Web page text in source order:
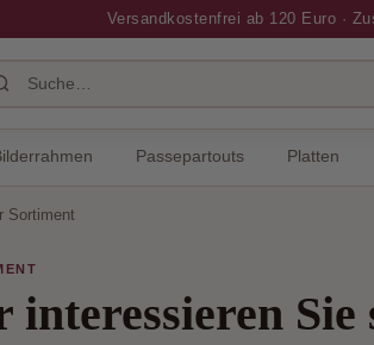
Versandkostenfrei ab 120 Euro ·
Passepartouts Platten
Sortiment
interessieren Sie